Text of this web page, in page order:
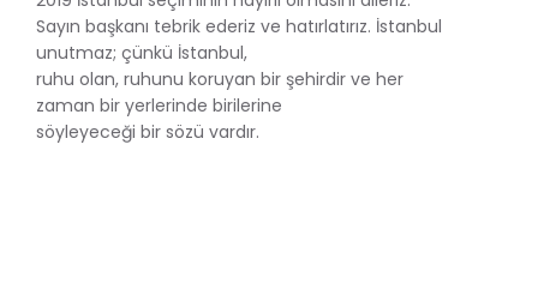
Sayın başkanı tebrik ederiz ve hatırlatırız. İstanbul
unutmaz; çünkü İstanbul,
ruhu olan, ruhunu koruyan bir şehirdir ve her
zaman bir yerlerinde birilerine
söyleyeceği bir sözü vardır.